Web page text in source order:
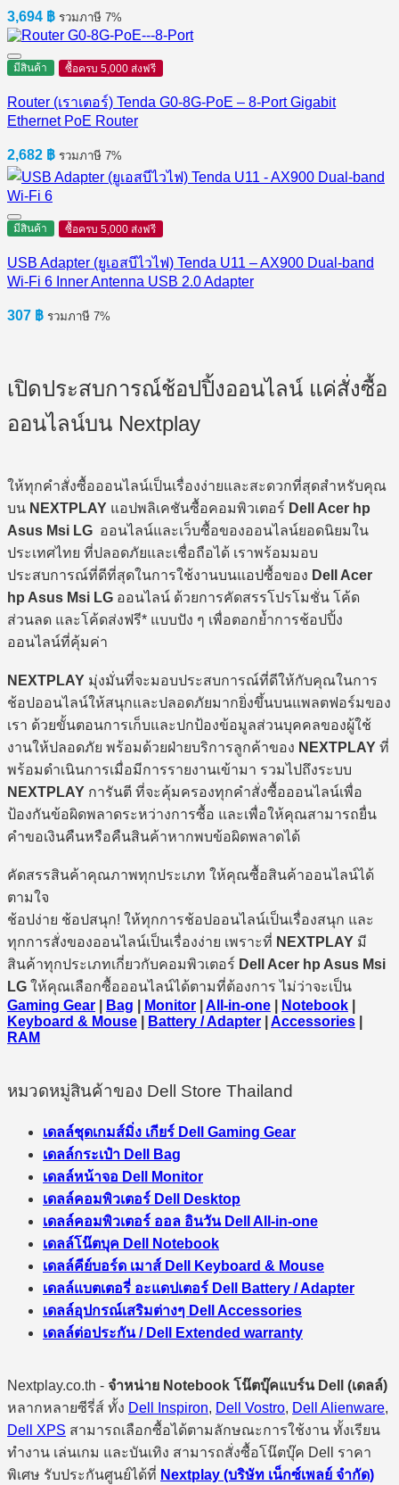
3,694 ฿ รวมภาษี 7%
มีสินค้า ซื้อครบ 5,000 ส่งฟรี
Router (เราเตอร์) Tenda G0-8G-PoE – 8-Port Gigabit
Ethernet PoE Router
2,682 ฿ รวมภาษี 7%
มีสินค้า ซื้อครบ 5,000 ส่งฟรี
USB Adapter (ยูเอสบีไวไฟ) Tenda U11 – AX900 Dual-band
Wi-Fi 6 Inner Antenna USB 2.0 Adapter
307 ฿ รวมภาษี 7%
เปิดประสบการณ์ช้อปปิ้งออนไลน์ แค่สั่งซื้อ
ออนไลน์บน Nextplay
ให้ทุกคำสั่งซื้อออนไลน์เป็นเรื่องง่ายและสะดวกที่สุดสำหรับคุณ
บน NEXTPLAY แอปพลิเคชันซื้อคอมพิวเตอร์ Dell Acer hp
Asus Msi LG ออนไลน์และเว็บซื้อของออนไลน์ยอดนิยมใน
ประเทศไทย ที่ปลอดภัยและเชื่อถือได้ เราพร้อมมอบ
ประสบการณ์ที่ดีที่สุดในการใช้งานบนแอปซื้อของ Dell Acer
hp Asus Msi LG ออนไลน์ ด้วยการคัดสรรโปรโมชั่น โค้ด
ส่วนลด และโค้ดส่งฟรี* แบบปัง ๆ เพื่อตอกย้ำการช้อปปิ้ง
ออนไลน์ที่คุ้มค่า
NEXTPLAY มุ่งมั่นที่จะมอบประสบการณ์ที่ดีให้กับคุณในการ
ช้อปออนไลน์ให้สนุกและปลอดภัยมากยิ่งขึ้นบนแพลตฟอร์มของ
เรา ด้วยขั้นตอนการเก็บและปกป้องข้อมูลส่วนบุคคลของผู้ใช้
งานให้ปลอดภัย พร้อมด้วยฝ่ายบริการลูกค้าของ NEXTPLAY ที่
พร้อมดำเนินการเมื่อมีการรายงานเข้ามา รวมไปถึงระบบ
NEXTPLAY การันตี ที่จะคุ้มครองทุกคำสั่งซื้อออนไลน์เพื่อ
ป้องกันข้อผิดพลาดระหว่างการซื้อ และเพื่อให้คุณสามารถยื่น
คำขอเงินคืนหรือคืนสินค้าหากพบข้อผิดพลาดได้
คัดสรรสินค้าคุณภาพทุกประเภท ให้คุณซื้อสินค้าออนไลน์ได้
ตามใจ
ช้อปง่าย ช้อปสนุก! ให้ทุกการช้อปออนไลน์เป็นเรื่องสนุก และ
ทุกการสั่งของออนไลน์เป็นเรื่องง่าย เพราะที่ NEXTPLAY มี
สินค้าทุกประเภทเกี่ยวกับคอมพิวเตอร์ Dell Acer hp Asus Msi
LG ให้คุณเลือกซื้อออนไลน์ได้ตามที่ต้องการ ไม่ว่าจะเป็น
Gaming Gear
Bag Monitor All-in-one Notebook
Keyboard & Mouse
Battery / Adapter Accessories
RAM
หมวดหมู่สินค้าของ Dell Store Thailand
เดลล์ชุดเกมส์มิ่ง เกียร์ Dell Gaming Gear
เดลล์กระเป๋า Dell Bag
เดลล์หน้าจอ Dell Monitor
เดลล์คอมพิวเตอร์ Dell Desktop
เดลล์คอมพิวเตอร์ ออล อินวัน Dell All-in-one
เดลล์โน๊ตบุค Dell Notebook
เดลล์คีย์บอร์ด เมาส์ Dell Keyboard & Mouse
เดลล์แบตเตอรี่ อะแดปเตอร์ Dell Battery / Adapter
เดลล์อุปกรณ์เสริมต่างๆ Dell Accessories
เดลล์ต่อประกัน / Dell Extended warranty
Nextplay.co.th - จำหน่าย Notebook โน๊ตบุ๊คแบร์น Dell (เดลล์)
หลากหลายซีรี่ส์ ทั้ง Dell Inspiron, Dell Vostro, Dell Alienware,
Dell XPS สามารถเลือกซื้อได้ตามลักษณะการใช้งาน ทั้งเรียน
ทำงาน เล่นเกม และบันเทิง สามารถสั่งซื้อโน๊ตบุ๊ค Dell ราคา
พิเศษ รับประกันศูนย์ได้ที่ Nextplay (บริษัท เน็กซ์เพลย์ จำกัด)